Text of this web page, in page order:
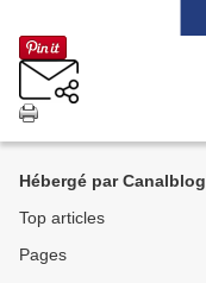
Hébergé par Canalblog
Top articles
Pages